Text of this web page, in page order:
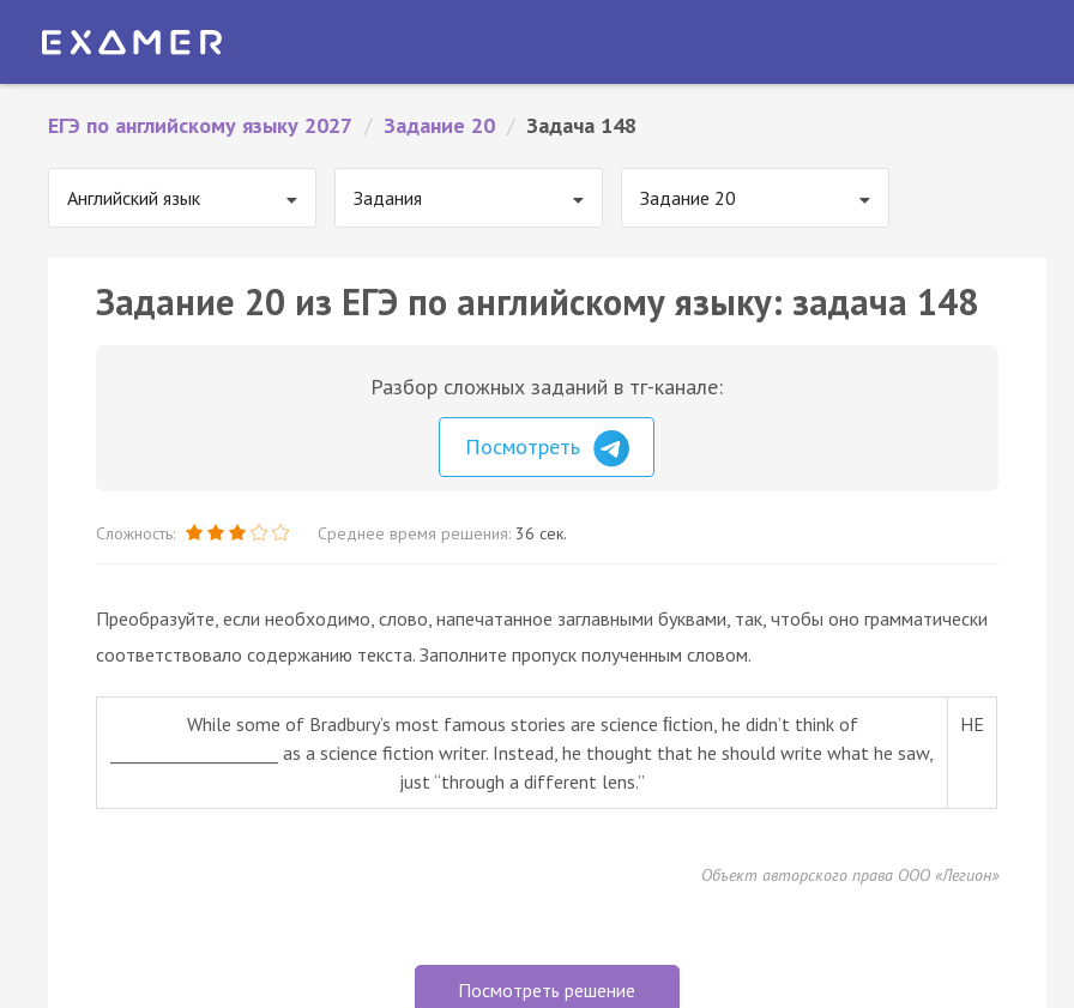
ЕГЭ по английскому языку 2027 / Задание 20 / Задача 148
Английский язык Задания Задание 20
Задание 20 из ЕГЭ по английскому языку: задача 148
Разбор сложных заданий в тг-канале:
Посмотреть
Сложность: Среднее время решения: 36 сек.
Преобразуйте, если необходимо, слово, напечатанное заглавными буквами, так, чтобы оно грамматически
соответствовало содержанию текста. Заполните пропуск полученным словом.
While some of Bradbury’s most famous stories are science ﬁction, he didn’t think of
____________________ as a science fiction writer. Instead, he thought that he should write what he saw,
just “through a different lens.”
HE
Объект авторского права ООО «Легион»
Посмотреть решение